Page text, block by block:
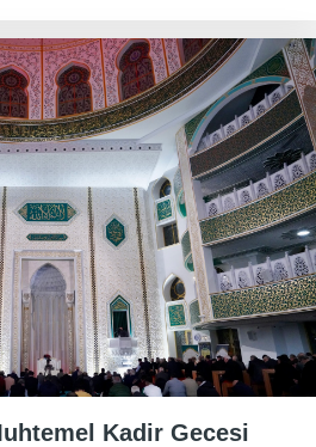
Kadir Gecesi